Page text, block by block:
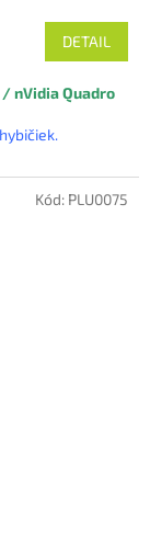
DETAIL
/ nVidia Quadro
Kód: PLU0075